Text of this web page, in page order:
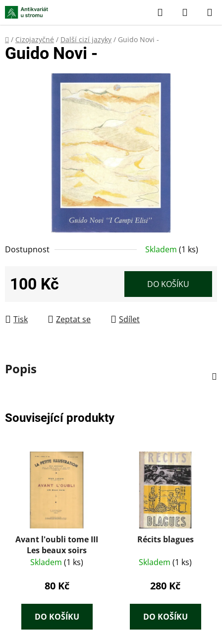
Přejít
na
obsah
Hledat
KOŠÍK
Domů
/ Cizojazyčné / Další cizí jazyky / Guido Novi -
Dostupnost Skladem (1 ks)
100 Kč DO KOŠÍKU
Tisk Zeptat se Sdílet
Guido Novi -
Popis
Související produkty
Avant l'oubli tome III
Les beaux soirs
Skladem (1 ks)
80 Kč
DO KOŠÍKU
Récits blagues
Skladem (1 ks)
280 Kč
DO KOŠÍKU